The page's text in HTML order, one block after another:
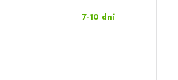
7-10 dní